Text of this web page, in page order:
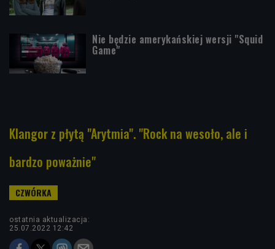
Nie będzie amerykańskiej wersji "Squid
Game"
Klangor z płytą "Arytmia". "Rock na wesoło, ale i
bardzo poważnie"
ostatnia aktualizacja:
25.07.2022 12:42